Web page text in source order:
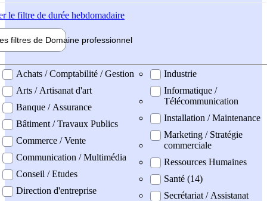
le filtre de durée hebdomadaire
filtres de Domaine professionnel
professionel
Achats / Comptabilité / Gestion
Arts / Artisanat d'art
Banque / Assurance
Bâtiment / Travaux Publics
Commerce / Vente
Communication / Multimédia
Conseil / Etudes
Direction d'entreprise
Industrie
Informatique /
Télécommunication
Installation / Maintenance
Marketing / Stratégie
commerciale
Ressources Humaines
Santé (14)
Secrétariat / Assistanat